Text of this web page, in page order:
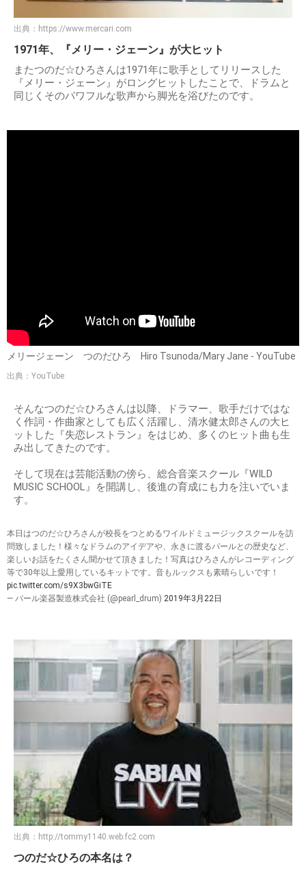
出典： https://www.mercari.com
1971年、『メリー・ジェーン』が大ヒット
またつのだ☆ひろさんは1971年に歌手としてリリースした
『メリー・ジェーン』がロングヒットしたことで、ドラムと
同じくそのパワフルな歌声から脚光を浴びたのです。
メリージェーン つのだひろ Hiro Tsunoda/Mary Jane - YouTube
出典：YouTube
そんなつのだ☆ひろさんは以降、ドラマー、歌手だけではな
く作詞・作曲家としても広く活躍し、清水健太郎さんの大ヒ
ットした『失恋レストラン』をはじめ、多くのヒット曲も生
み出してきたのです。
そして現在は芸能活動の傍ら、総合音楽スクール『WILD
MUSIC SCHOOL』を開講し、後進の育成にも力を注いでいま
す。
本日はつのだ☆ひろさんが校長をつとめるワイルドミュージックスクールを訪
問致しました！様々なドラムのアイデアや、永きに渡るパールとの歴史など、
楽しいお話をたくさん聞かせて頂きました！写真はひろさんがレコーディング
等で30年以上愛用しているキットです。音もルックスも素晴らしいです！
pic.twitter.com/s9X3bwGiTE
— パール楽器製造株式会社 (@pearl_drum) 2019年3月22日
出典： http://tommy1140.web.fc2.com
つのだ☆ひろの本名は？